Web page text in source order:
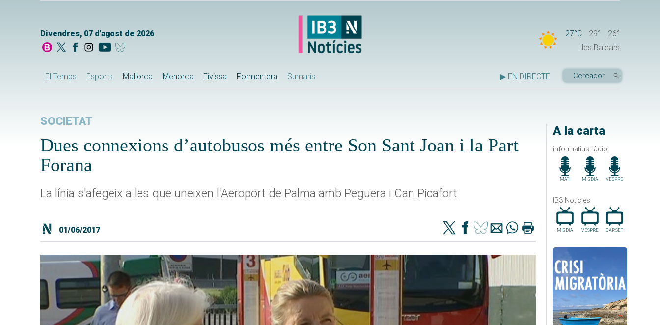
Divendres, 07 d'agost de 2026 27°C 29°
26°
Illes Balears
El Temps Esports Mallorca Menorca Eivissa Formentera Sumaris ▶ EN DIRECTE
A la carta
informatius ràdio
MATÍ MIGDIA VESPRE
IB3 Noticies
MIGDIA VESPRE CAP.SET
SOCIETAT
Dues connexions d’autobusos més entre Son Sant Joan i la Part
Forana
La línia s'afegeix a les que uneixen l'Aeroport de Palma amb Peguera i Can Picafort
01/06/2017